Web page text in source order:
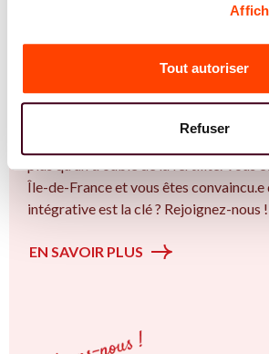
Tout autoriser
Refuser
Vous êtes Ostéopathe
Vous êtes Ostéopathe spécialiste dans
l'accompagnement des femmes et des
plus qu’un trouble de la fertilité. Vous
Île-de-France et vous êtes
intégrative est la clé ? Rejoignez-nous !
EN SAVOIR PLUS